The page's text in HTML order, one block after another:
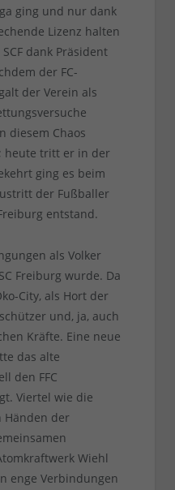
ging und nur dank
Lizenz halten
dank Präsident
der FC-
der Verein als
diesem Chaos
heute tritt er in der
ging es beim
der Fußballer
entstand.
als Volker
Freiburg wurde. Da
City, als Hort der
und, ja, auch
Kräfte. Eine neue
das alte
den FFC
Viertel wie die
Händen der
Wiehl
enge Verbindungen